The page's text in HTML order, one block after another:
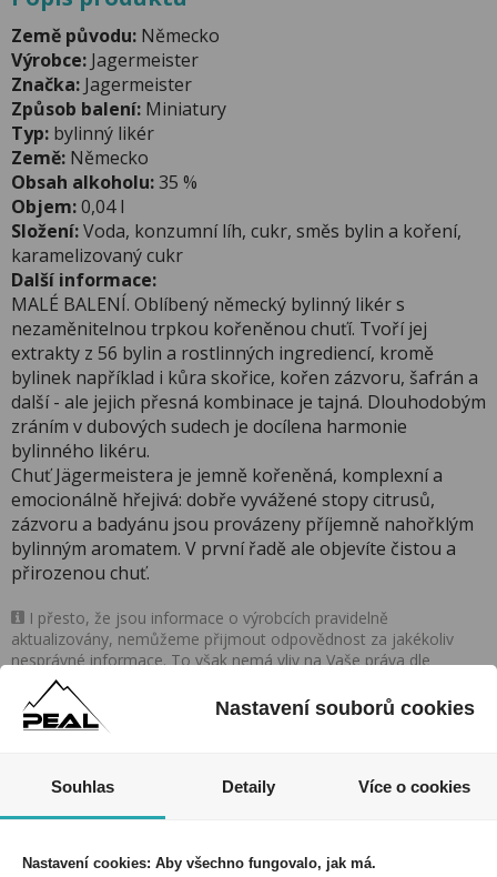
Země původu: Německo
Výrobce: Jagermeister
Značka: Jagermeister
Způsob balení: Miniatury
Typ: bylinný likér
Země: Německo
Obsah alkoholu:35 %
Objem:0,04 l
Složení:Voda, konzumní líh, cukr, směs bylin a koření,
karamelizovaný cukr
Další informace:
MALÉ BALENÍ. Oblíbený německý bylinný likér s
nezaměnitelnou trpkou kořeněnou chuťí. Tvoří jej
extrakty z 56 bylin a rostlinných ingrediencí, kromě
bylinek například i kůra skořice, kořen zázvoru, šafrán a
další - ale jejich přesná kombinace je tajná. Dlouhodobým
zráním v dubových sudech je docílena harmonie
bylinného likéru.
Chuť Jägermeistera je jemně kořeněná, komplexní a
emocionálně hřejivá: dobře vyvážené stopy citrusů,
zázvoru a badyánu jsou provázeny příjemně nahořklým
bylinným aromatem. V první řadě ale objevíte čistou a
přirozenou chuť.
I přesto, že jsou informace o výrobcích pravidelně
aktualizovány, nemůžeme přijmout odpovědnost za jakékoliv
nesprávné informace. To však nemá vliv na Vaše práva dle
zákona. Tyto informace jsou podávány pouze pro osobní použití
a nemohou být jakkoliv kopírovány bez předchozího souhlasu
DonPealo ani bez řádného uvedení zdroje.
Jednoduše se přihlaste k odběru novinek a využijte
Nastavení souborů cookies
Souhlas Detaily Více o cookies
Nastavení cookies: Aby všechno fungovalo, jak má.